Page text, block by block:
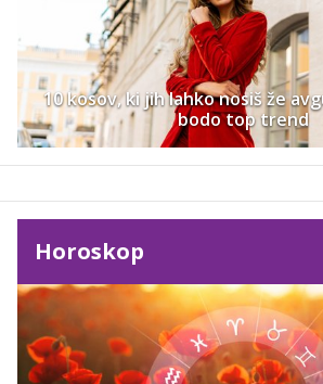
10 kosov, ki jih lahko nosiš že
bodo top trend
Horoskop